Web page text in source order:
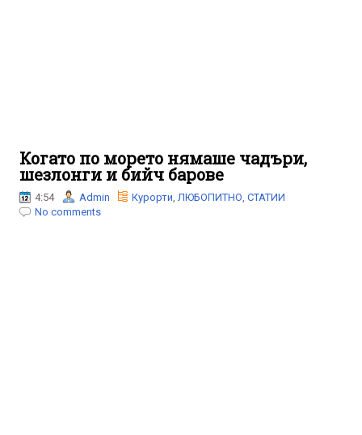
Когато по морето нямаше чадъри,
шезлонги и бийч барове
4:54 Admin Курорти,ЛЮБОПИТНО, СТАТИИ
No comments